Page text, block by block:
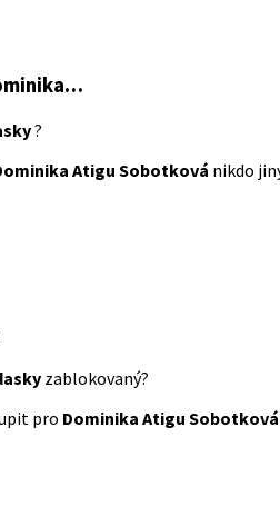
?
Atigu Sobotková nikdo
zablokovaný?
pro Dominika Atigu Sobotková